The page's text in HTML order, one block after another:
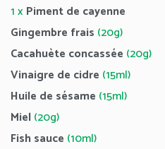
1 xPiment de cayenne
Gingembre frais (20g)
Cacahuète concassée (20g)
Vinaigre de cidre (15ml)
Huile de sésame (15ml)
Miel(20g)
Fish sauce (10ml)